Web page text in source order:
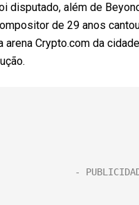
disputado, além de
de 29 anos
arena Crypto.com da